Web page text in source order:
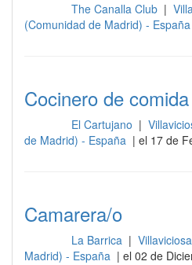
The Canalla Club |
(Comunidad de Madrid) - España
Cocinero de
El Cartujano |
de Madrid) - España | el 17 de
Camarera/o
La Barrica |
Madrid) - España | el 02 de